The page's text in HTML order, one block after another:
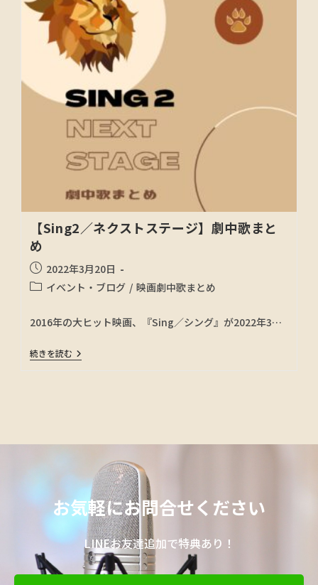
【Sing2／ネクストステージ】劇中歌まと
め
2022年3月20日
イベント・ブログ / 映画劇中歌まとめ
2016年の大ヒット映画、『Sing／シング』が2022年3…
続きを読む
お気軽にお問合せください
LINEお友達追加で特典あり！